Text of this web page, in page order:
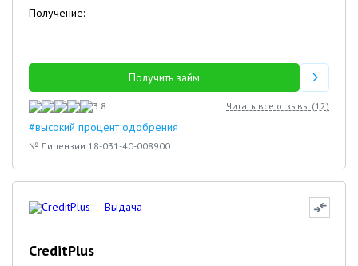
Получение:
Получить займ
3.8 Читать все отзывы (12)
#высокий процент одобрения
№ Лицензии 18-031-40-008900
CreditPlus